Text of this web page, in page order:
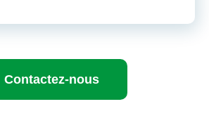
Contactez-nous